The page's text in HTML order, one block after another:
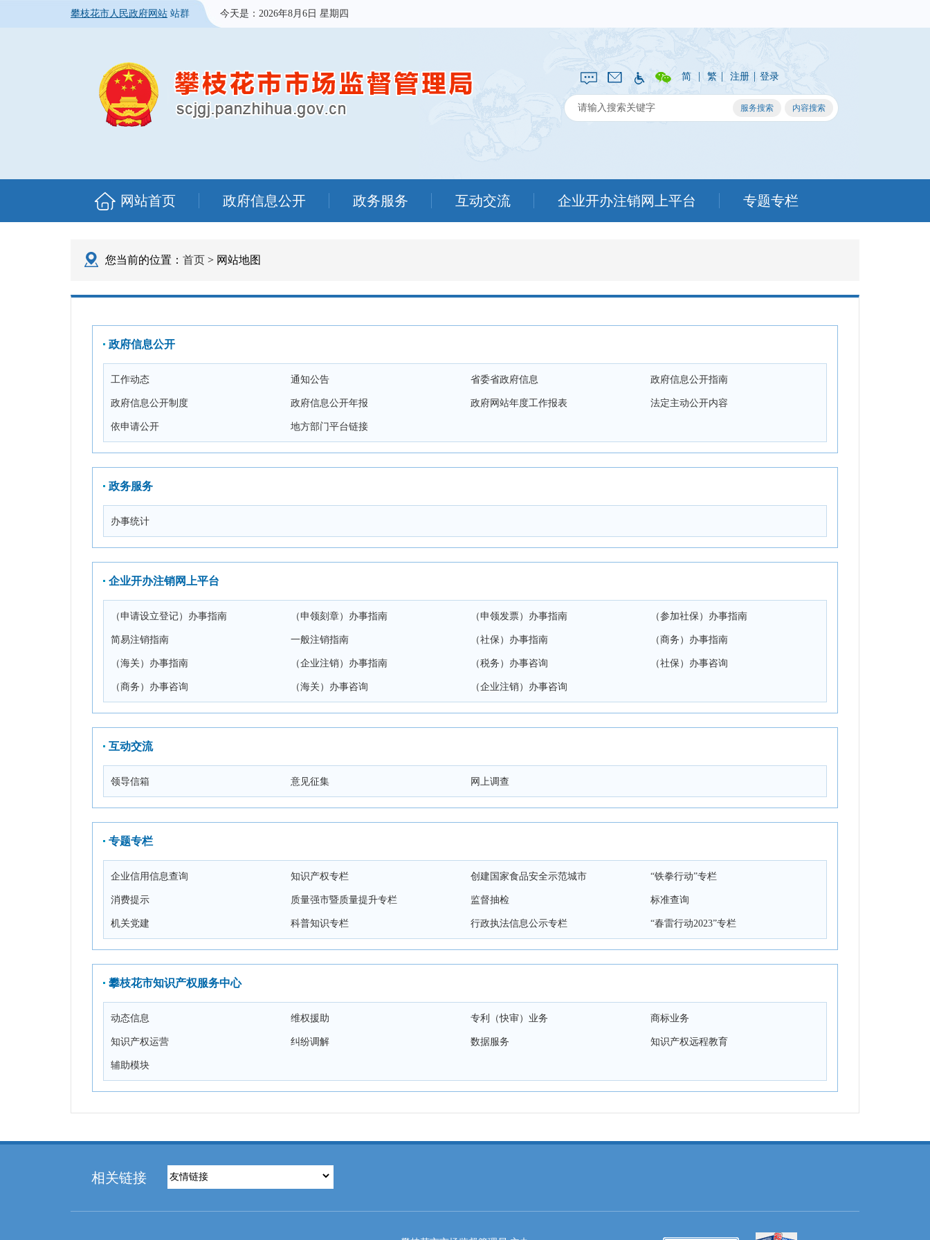
攀枝花市人民政府网站 站群 今天是： 2026年8月6日 星期四
简 | 繁 | 注册 | 登录
网站首页 政府信息公开 政务服务 互动交流 企业开办注销网上平台 专题专栏
您当前的位置： 首页 > 网站地图
政府信息公开
工作动态 通知公告 省委省政府信息 政府信息公开指南
政府信息公开制度 政府信息公开年报 政府网站年度工作报表 法定主动公开内容
依申请公开 地方部门平台链接
政务服务
办事统计
企业开办注销网上平台
（申请设立登记）办事指南 （申领刻章）办事指南 （申领发票）办事指南 （参加社保）办事指南
简易注销指南 一般注销指南 （社保）办事指南 （商务）办事指南
（海关）办事指南 （企业注销）办事指南 （税务）办事咨询 （社保）办事咨询
（商务）办事咨询 （海关）办事咨询 （企业注销）办事咨询
互动交流
领导信箱 意见征集 网上调查
专题专栏
企业信用信息查询 知识产权专栏 创建国家食品安全示范城市 “铁拳行动”专栏
消费提示 质量强市暨质量提升专栏 监督抽检 标准查询
机关党建 科普知识专栏 行政执法信息公示专栏 “春雷行动2023”专栏
攀枝花市知识产权服务中心
动态信息 维权援助 专利（快审）业务 商标业务
知识产权运营 纠纷调解 数据服务 知识产权远程教育
辅助模块
相关链接